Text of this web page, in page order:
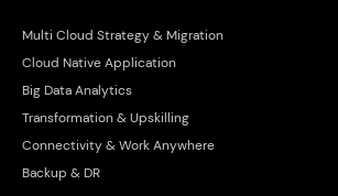
Multi Cloud Strategy & Migration
Cloud Native Application
Big Data Analytics
Transformation & Upskilling
Connectivity & Work Anywhere
Backup & DR